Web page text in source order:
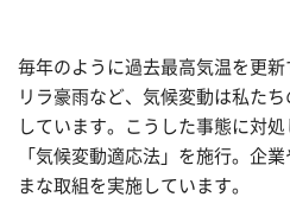
毎年のように過去最高気温を更
リラ豪雨など、気候変動は私た
しています。こうした事態に対
「気候変動適応法」を施行。企
まな取組を実施しています。